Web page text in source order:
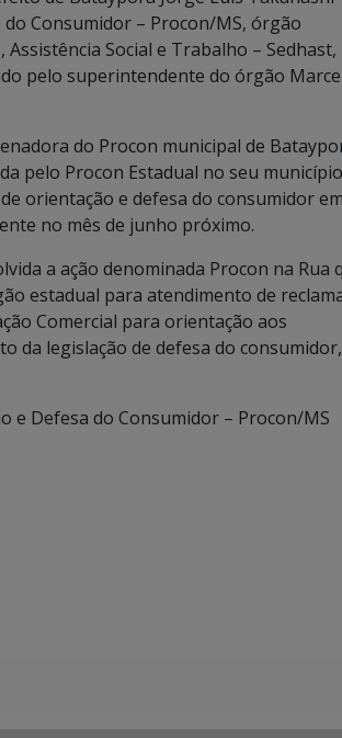
Consumidor – Procon/MS, órgão
Social e Trabalho – Sedhast,
pelo superintendente do órgão
do Procon municipal de
pelo Procon Estadual no seu município
orientação e defesa do consumidor em
no mês de junho próximo.
a ação denominada Procon na Rua
estadual para atendimento de
Comercial para orientação aos
da legislação de defesa do
e Defesa do Consumidor – Procon/MS